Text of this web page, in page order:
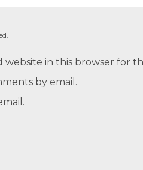
website in this browser for
by email.